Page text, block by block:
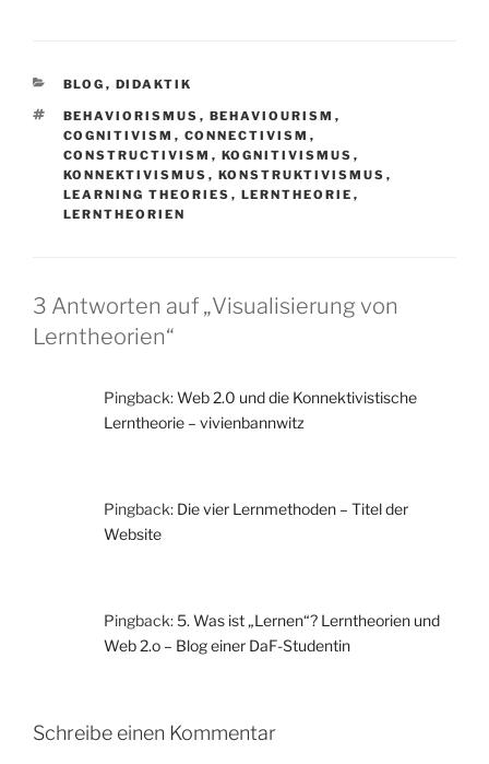
KATEGORIEN
BLOG , DIDAKTIK
SCHLAGWÖRTER
BEHAVIORISMUS , BEHAVIOURISM ,
COGNITIVISM , CONNECTIVISM ,
CONSTRUCTIVISM , KOGNITIVISMUS ,
KONNEKTIVISMUS , KONSTRUKTIVISMUS ,
LEARNING THEORIES , LERNTHEORIE ,
LERNTHEORIEN
3 Antworten auf „Visualisierung von
Lerntheorien“
Pingback:Web 2.0 und die Konnektivistische
Lerntheorie – vivienbannwitz
Pingback: Die vier Lernmethoden – Titel der
Website
Pingback:5. Was ist „Lernen“? Lerntheorien und
Web 2.o – Blog einer DaF-Studentin
Schreibe einen Kommentar